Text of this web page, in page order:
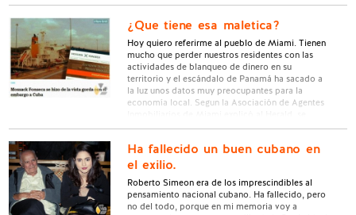
¿Que tiene esa maletica?
Hoy quiero referirme al pueblo de Miami. Tienen
mucho que perder nuestros residentes con las
actividades de blanqueo de dinero en su
territorio y el escándalo de Panamá ha sacado a
la luz unos datos muy preocupantes para la
economía local. Segun la Asociación de Agentes
reciben ofertas …
Ha fallecido un buen cubano en
el exilio.
Roberto Simeon era de los imprescindibles al
pensamiento nacional cubano. Ha fallecido, pero
no del todo, porque en mi memoria voy a